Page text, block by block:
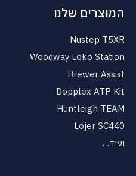
המוצרים שלנו
Nustep T5XR
Woodway Loko Station
Brewer Assist
Dopplex ATP Kit
Huntleigh TEAM
Lojer SC440
ועוד…